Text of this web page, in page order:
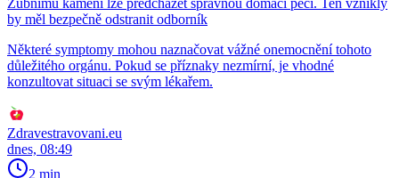
by měl bezpečně odstranit odborník
Některé symptomy mohou naznačovat vážné onemocnění tohoto
důležitého orgánu. Pokud se příznaky nezmírní, je vhodné
konzultovat situaci se svým lékařem.
Zdravestravovani.eu
dnes, 08:49
2 min